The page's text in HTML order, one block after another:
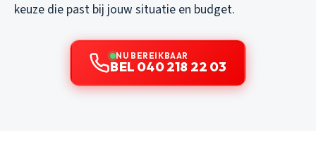
keuze die past bij jouw situatie en budget.
NU BEREIKBAAR
BEL 040 218 22 03